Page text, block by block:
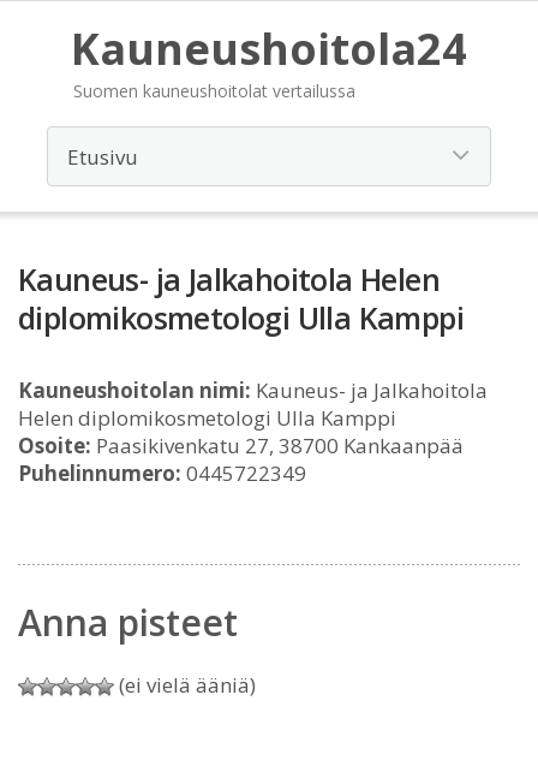
Kauneushoitola24
Suomen kauneushoitolat vertailussa
Kauneus- ja Jalkahoitola Helen
diplomikosmetologi Ulla Kamppi
Kauneushoitolan nimi: Kauneus- ja Jalkahoitola
Helen diplomikosmetologi Ulla Kamppi
Osoite: Paasikivenkatu 27, 38700 Kankaanpää
Puhelinnumero: 0445722349
Anna pisteet
(ei vielä ääniä)